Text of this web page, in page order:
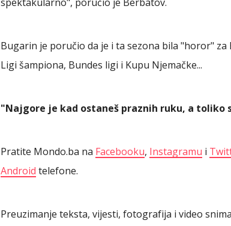
Bugarin je poručio da je i ta sezona bila "horor"
Ligi šampiona, Bundes ligi i Kupu Njemačke...
"Najgore je kad ostaneš praznih ruku, a toliko
Pratite Mondo.ba na Facebooku, Instagramu i
Android telefone.
Preuzimanje teksta, vijesti, fotografija i video